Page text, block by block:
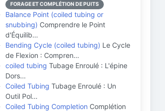
FORAGE ET COMPLÉTION DE PUITS
Balance Point (coiled tubing or
snubbing) Comprendre le Point
d'Équilib…
Bending Cycle (coiled tubing) Le Cycle
de Flexion : Compren…
coiled tubing Tubage Enroulé : L'épine
Dors…
Coiled Tubing Tubage Enroulé : Un
Outil Pol…
Coiled Tubing Completion Complétion